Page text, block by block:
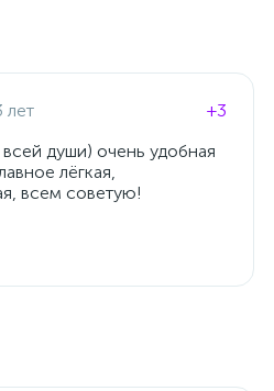
лет
+3
души) очень удобная
лёгкая,
всем советую!